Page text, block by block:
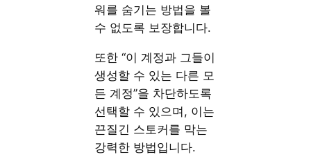
워를 숨기는 방법을 볼
수 없도록 보장합니다.
또한 “이 계정과 그들이
생성할 수 있는 다른 모
든 계정”을 차단하도록
선택할 수 있으며, 이는
끈질긴 스토커를 막는
강력한 방법입니다.